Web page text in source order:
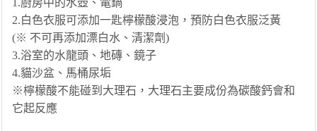
1.廚房中的水壺、電鍋
2.白色衣服可添加一匙檸檬酸浸泡，預防白色衣服泛黃
(※ 不可再添加漂白水、清潔劑)
3.浴室的水龍頭、地磚、鏡子
4.貓沙盆、馬桶尿垢
※檸檬酸不能碰到大理石，大理石主要成份為碳酸鈣會和
它起反應